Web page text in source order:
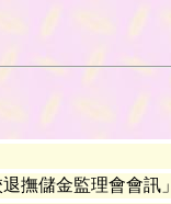
撫儲金監理會會訊」